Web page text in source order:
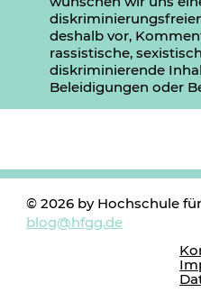
deshalb vor,
rassistische,
diskriminierende
Beleidigungen oder
© 2026 by Hochschule
blog@hfgg.de